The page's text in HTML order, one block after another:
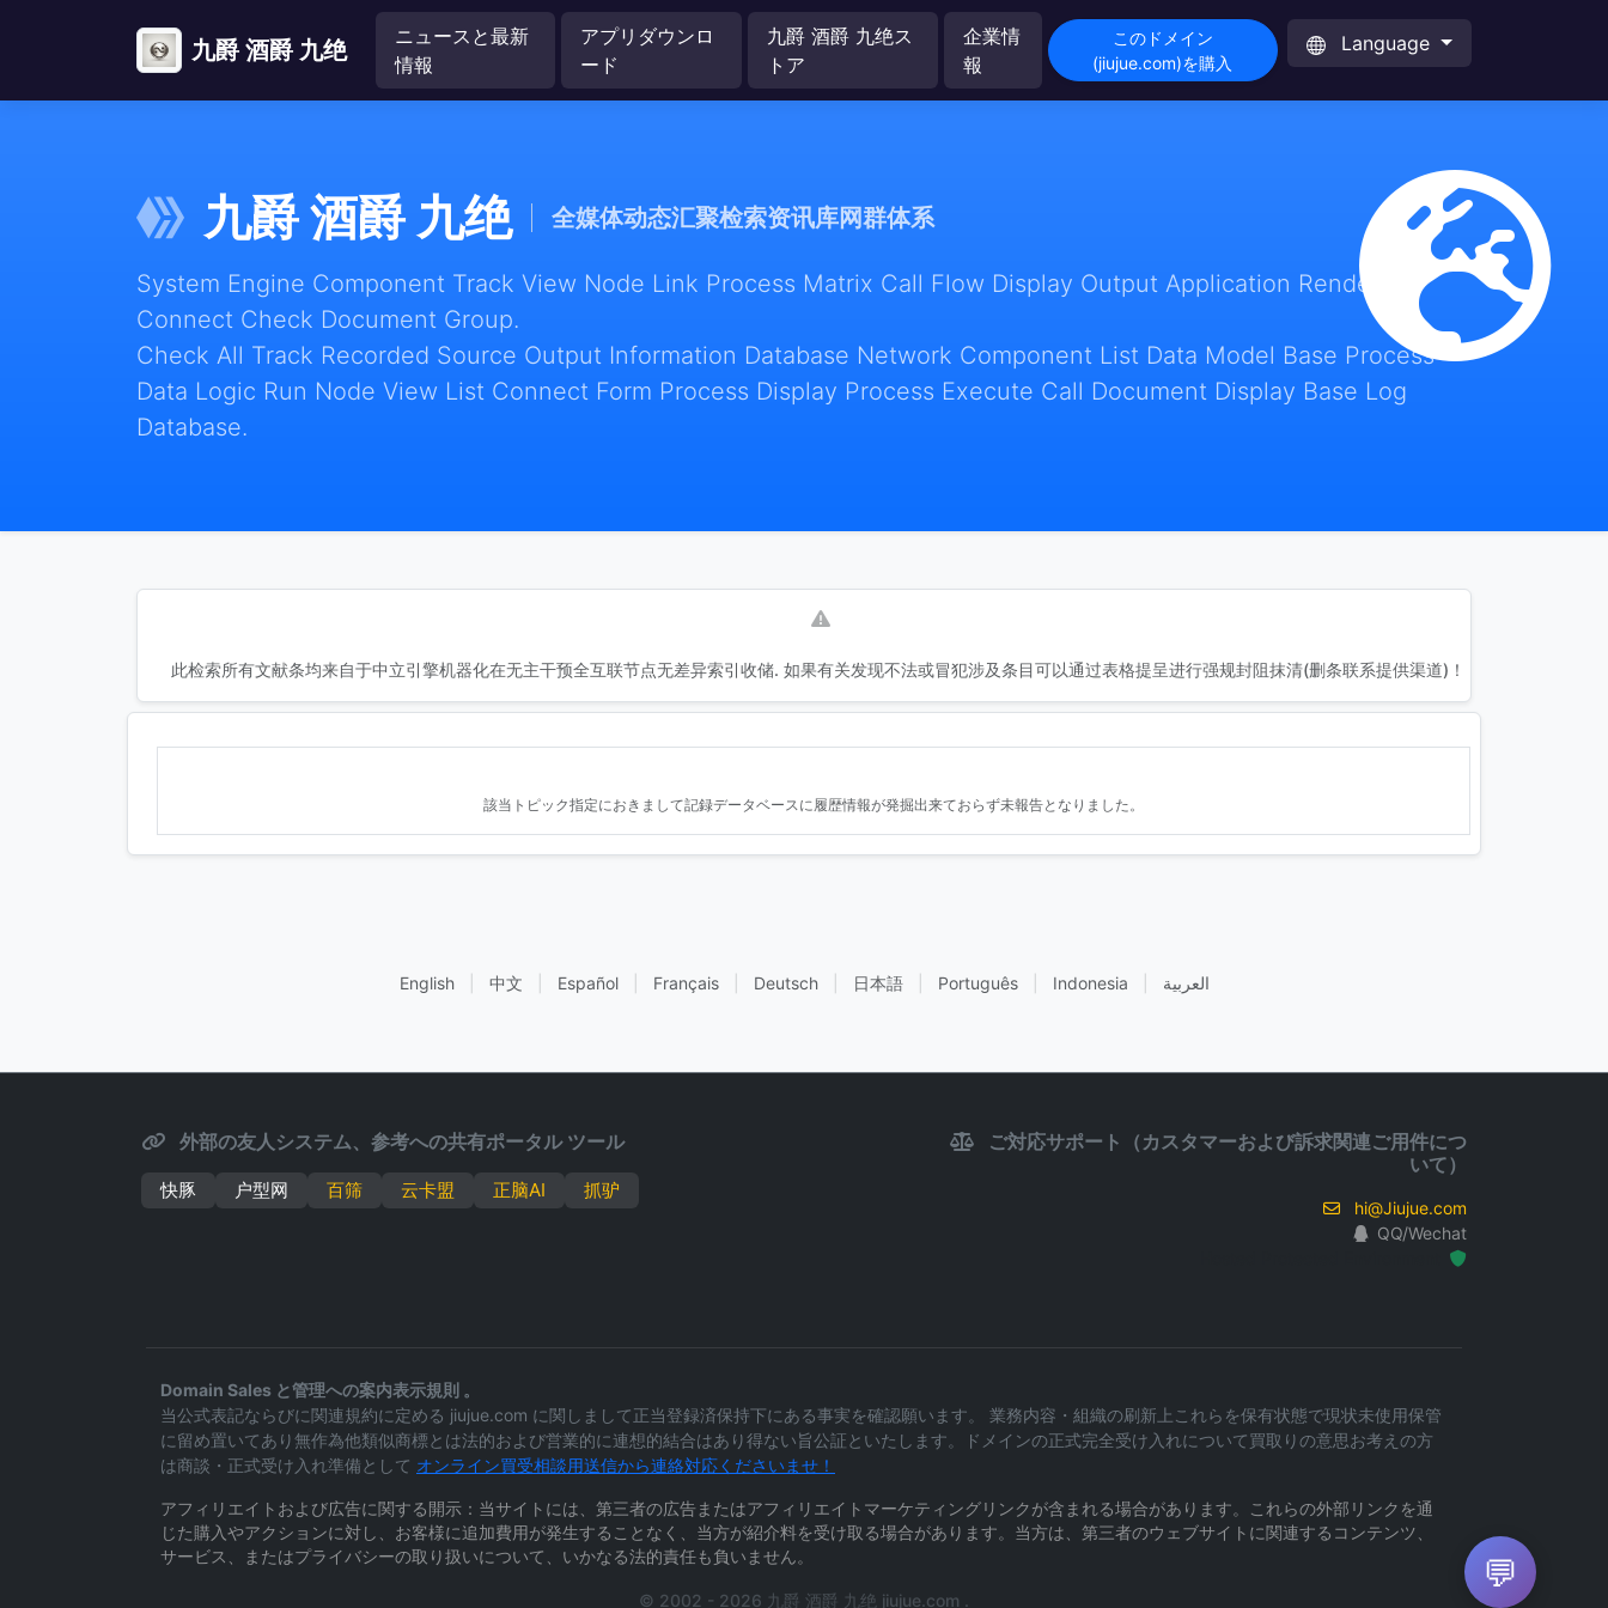
九爵 酒爵 九绝
ニュースと最新
情報
アプリダウンロ
ード
九爵 酒爵 九绝ス
トア
企業情
報
このドメイン
(jiujue.com)を購入
Language
九爵 酒爵 九绝 全媒体动态汇聚检索资讯库网群体系
System Engine Component Track View Node Link Process Matrix Call Flow Display Output Application Render
Connect Check Document Group.
Check All Track Recorded Source Output Information Database Network Component List Data Model Base Process
Data Logic Run Node View List Connect Form Process Display Process Execute Call Document Display Base Log
Database.
此检索所有文献条均来自于中立引擎机器化在无主干预全互联节点无差异索引收储. 如果有关发现不法或冒犯涉及条目可以通过表格提呈进行强规封阻抹清(删条联系提供渠道)！
該当トピック指定におきまして記録データベースに履歴情報が発掘出来ておらず未報告となりました。
English 中文 Español Français Deutsch 日本語 Português Indonesia العربية
外部の友人システム、参考への共有ポータル ツール
快豚 户型网 百筛 云卡盟 正脑AI 抓驴
ご対応サポート（カスタマーおよび訴求関連ご用件につ
いて）
hi@Jiujue.com
QQ/Wechat
Domain Sales と管理への案内表示規則 。
当公式表記ならびに関連規約に定める jiujue.com に関しまして正当登録済保持下にある事実を確認願います。 業務内容・組織の刷新上これらを保有状態で現状未使用保管
に留め置いてあり無作為他類似商標とは法的および営業的に連想的結合はあり得ない旨公証といたします。ドメインの正式完全受け入れについて買取りの意思お考えの方
は商談・正式受け入れ準備として オンライン買受相談用送信から連絡対応くださいませ！
アフィリエイトおよび広告に関する開示：当サイトには、第三者の広告またはアフィリエイトマーケティングリンクが含まれる場合があります。これらの外部リンクを通
じた購入やアクションに対し、お客様に追加費用が発生することなく、当方が紹介料を受け取る場合があります。当方は、第三者のウェブサイトに関連するコンテンツ、
サービス、またはプライバシーの取り扱いについて、いかなる法的責任も負いません。
© 2002 - 2026 九爵 酒爵 九绝 jiujue.com .
💬